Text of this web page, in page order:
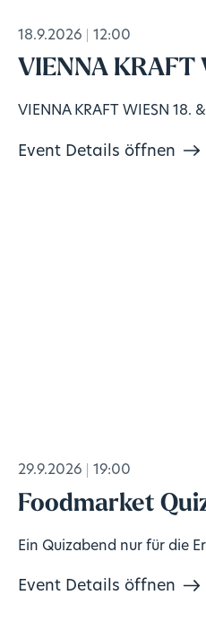
18.9.2026 12:00
VIENNA KRAFT
VIENNA KRAFT WIESN 18.
Event Details öffnen
29.9.2026 19:00
Foodmarket
Ein Quizabend nur für die
Event Details öffnen